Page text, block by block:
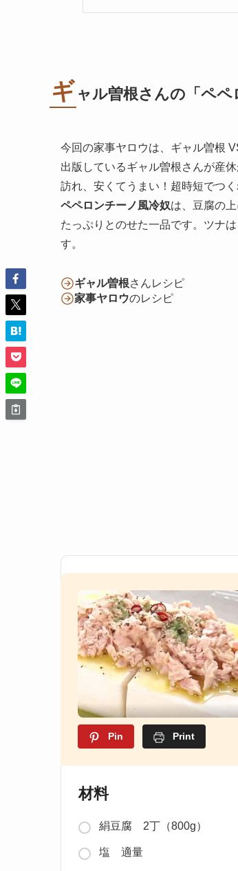
ギ ャル曽根さんの「ペ
今回の家事ヤロウは、ギャル曽根
出版しているギャル曽根さんが産
訪れ、安くてうまい！超時短でつ
ペペロンチーノ風冷奴は、豆腐の
たっぷりとのせた一品です。ツナ
す。
ギャル曽根さんレシピ
家事ヤロウのレシピ
Pin Print
材料
絹豆腐 2丁（800g）
塩 適量